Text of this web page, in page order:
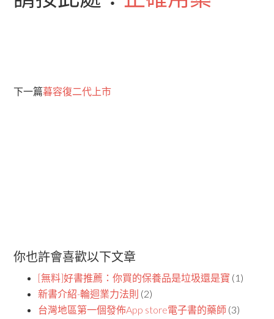
下一篇暮容復二代上市
你也許會喜歡以下文章
[無料]好書推薦：你買的保養品是垃圾還是寶 (1)
新書介紹-輪迴業力法則 (2)
台灣地區第一個發佈App store電子書的藥師 (3)